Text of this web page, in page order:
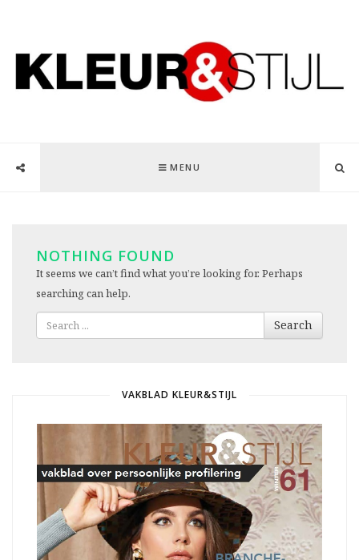
MENU
NOTHING FOUND
It seems we can’t find what you’re looking for. Perhaps
searching can help.
Search
VAKBLAD KLEUR&STIJL